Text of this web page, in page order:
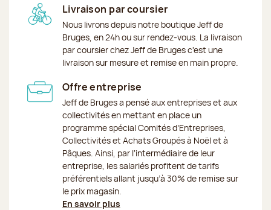
Livraison par coursier
Nous livrons depuis notre boutique Jeff de
Bruges, en 24h ou sur rendez-vous. La livraison
par coursier chez Jeff de Bruges c'est une
livraison sur mesure et remise en main propre.
Offre entreprise
Jeff de Bruges a pensé aux entreprises et aux
collectivités en mettant en place un
programme spécial Comités d’Entreprises,
Collectivités et Achats Groupés à Noël et à
Pâques. Ainsi, par l’intermédiaire de leur
entreprise, les salariés profitent de tarifs
préférentiels allant jusqu’à 30% de remise sur
le prix magasin.
En savoir plus